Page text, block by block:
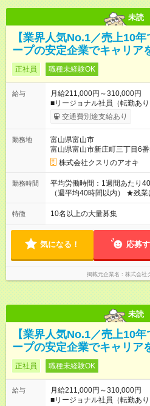
未読
【業界人気No.1／売上10
ープの安定企業でキャリア
正社員 職種未経験OK
給与
月給211,000円～310,000円
■リージョナル社員（転勤あ
310，000円 高卒以上／月給211
手当（石川県、富山県、福井
種手当あり ★登録販売者資格
務経験がない方にも同額を支
固定社員は当社規定に従い額が変動 ＝＝＝＝＝＝＝
＝＝ ★職務給制度で実力次第
給与が支払われ、昇格試験な
る制度です。 約4割の社員が
交通費別途支給あり
勤務地
富山県富山市
富山県富山市新庄町三丁目6
株式会社クスリのアオキ
勤務時間
平均労働時間：1週間あたり
（週平均40時間以内） ★残
＜店舗の基本営業時間＞ 9時
なります。 ＜シフト例＞ 早番：8時00分～17時00分 中番：11
1ヶ月単位の変形労働時間制
7.8時間ほど（2025年実績） ＜店舗の基本営業時間＞ 9時～22
時 ※勤務時間は店舗により異なります。 ＜シ
時00分～17時00分 中番：11
特徴 10名以上の大量募集
気になる！ 応募
掲載元企業名 株式会社
未読
【業界人気No.1／売上10
ープの安定企業でキャリア
正社員 職種未経験OK
給与
月給211,000円～310,000円
■リージョナル社員（転勤あ